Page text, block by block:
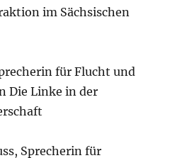
im Sächsischen
für Flucht und
Die Linke in der
Sprecherin für